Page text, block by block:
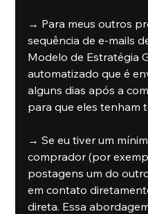
→ Para meus outros
sequência de e-mails
Modelo de Estratégia
automatizado que é
alguns dias após a
para que eles tenham
→ Se eu tiver um
comprador (por
postagens um do
em contato
direta. Essa